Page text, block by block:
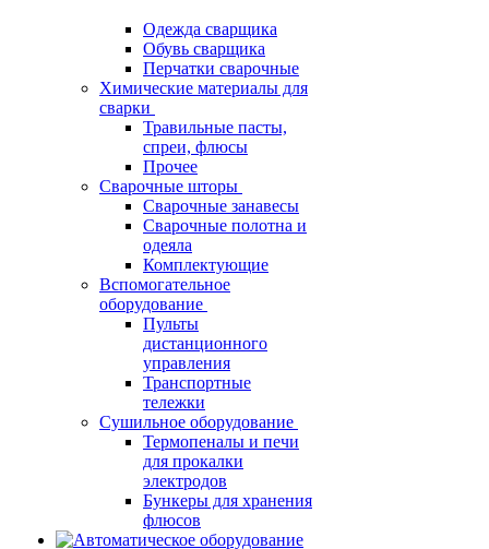
Одежда сварщика
Обувь сварщика
Перчатки сварочные
Химические материалы для
сварки
Травильные пасты,
спреи, флюсы
Прочее
Сварочные шторы
Сварочные занавесы
Сварочные полотна и
одеяла
Комплектующие
Вспомогательное
оборудование
Пульты
дистанционного
управления
Транспортные
тележки
Сушильное оборудование
Термопеналы и печи
для прокалки
электродов
Бункеры для хранения
флюсов